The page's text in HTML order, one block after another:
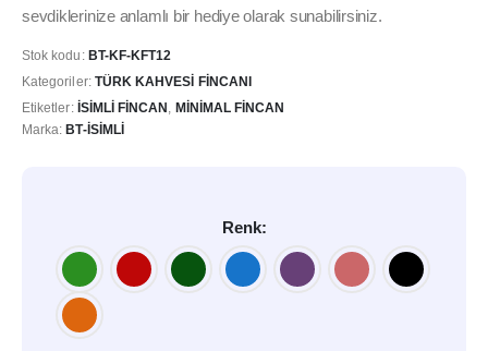
sevdiklerinize anlamlı bir hediye olarak sunabilirsiniz.
Stok kodu: BT-KF-KFT12
Kategoriler: TÜRK KAHVESI FINCANI
Etiketler: İSIMLI FINCAN MINIMAL FINCAN
Marka:BT-İSIMLI
Renk